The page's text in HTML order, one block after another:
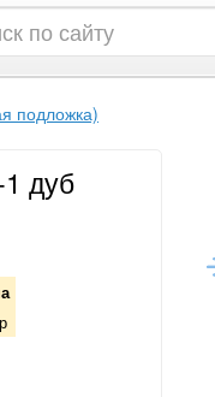
подложка)
дуб
р